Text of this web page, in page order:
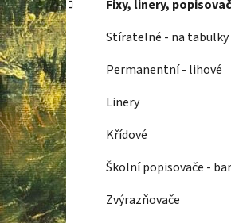
p
a
n
e
l
Fixy, linery,
Stíratelné - na tabulky
Permanentní - lihové
Linery
Křídové
Školní popisovače -
Zvýrazňovače